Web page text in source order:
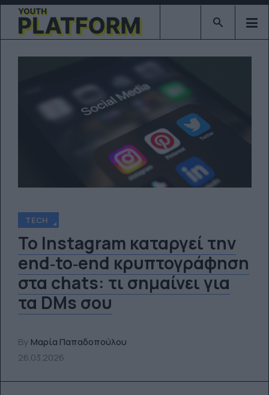
Type 2 or
TECH
Το Instagram καταργεί την
end‑to‑end κρυπτογράφηση
στα chats: τι σημαίνει για
τα DMs σου
By Μαρία Παπαδοπούλου
26.03.2026